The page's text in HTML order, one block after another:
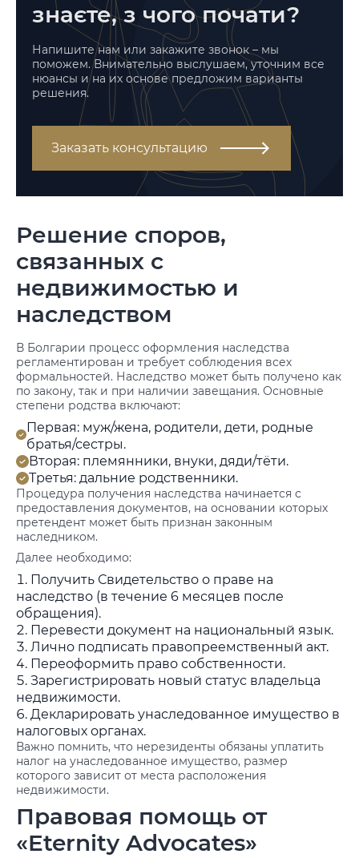
знаєте, з чого почати?
Напишите нам или закажите звонок – мы
поможем. Внимательно выслушаем, уточним все
нюансы и на их основе предложим варианты
решения.
Заказать консультацию
Решение споров,
связанных с
недвижимостью и
наследством
В Болгарии процесс оформления наследства
регламентирован и требует соблюдения всех
формальностей. Наследство может быть получено как
по закону, так и при наличии завещания. Основные
степени родства включают:
Первая: муж/жена, родители, дети, родные
братья/сестры.
Вторая: племянники, внуки, дяди/тёти.
Третья: дальние родственники.
Процедура получения наследства начинается с
предоставления документов, на основании которых
претендент может быть признан законным
наследником.
Далее необходимо:
Получить Свидетельство о праве на
наследство (в течение 6 месяцев после
обращения).
Перевести документ на национальный язык.
Лично подписать правопреемственный акт.
Переоформить право собственности.
Зарегистрировать новый статус владельца
недвижимости.
Декларировать унаследованное имущество в
налоговых органах.
Важно помнить, что нерезиденты обязаны уплатить
налог на унаследованное имущество, размер
которого зависит от места расположения
недвижимости.
Правовая помощь от
«Eternity Advocates»